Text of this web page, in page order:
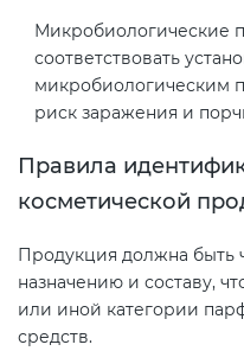
Микробиологические
соответствовать
микробиологическим
риск заражения и
Правила
косметической
Продукция должна быть
назначению и составу,
или иной категории
средств.